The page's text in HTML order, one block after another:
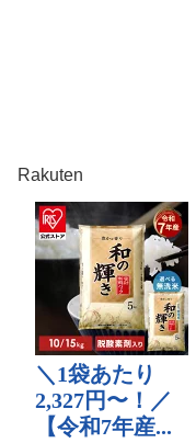
Rakuten